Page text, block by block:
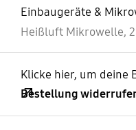
Einbaugeräte &
Heißluft Mikrowelle,
Klicke hier, um deine
Bestellung